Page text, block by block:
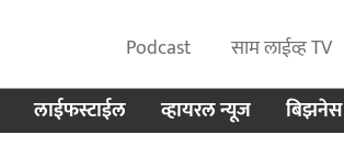
Podcast साम लाईव्ह TV
लाईफस्टाईल व्हायरल न्यूज बिझनेस